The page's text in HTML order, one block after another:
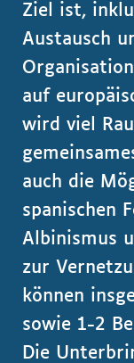
Ziel ist,
Austausch
auf
wird viel
auch die
spanischen
Albinismus
zur
können
sowie 1-2
Die